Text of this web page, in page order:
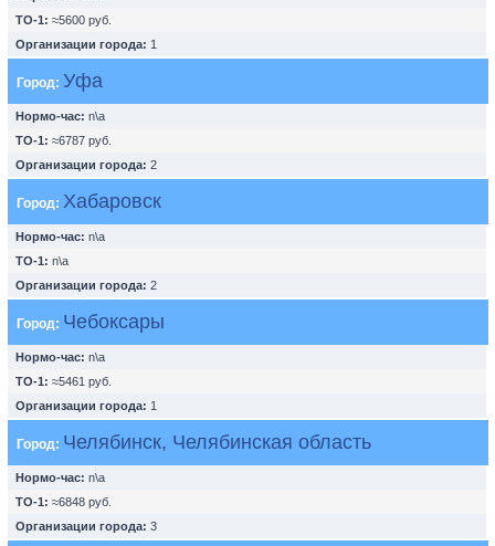
ТО-1: ≈5600 руб.
Организации города: 1
Город: Уфа
Нормо-час: n\a
ТО-1: ≈6787 руб.
Организации города: 2
Город: Хабаровск
Нормо-час: n\a
ТО-1: n\a
Организации города: 2
Город: Чебоксары
Нормо-час: n\a
ТО-1: ≈5461 руб.
Организации города: 1
Город: Челябинск, Челябинская область
Нормо-час: n\a
ТО-1: ≈6848 руб.
Организации города: 3